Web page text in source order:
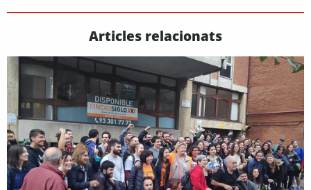
Articles relacionats